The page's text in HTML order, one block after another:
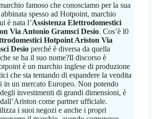
famoso che conosciamo per la sua
spesso ad Hotpoint, marchio
è nata l’Assistenza Elettrodomestici
Via Antonio Gramsci Desio. Cos’è l0
Hotpoint Ariston Via
Desio perché è diversa da quella
se ha il suo nome?Il discorso è
è un marchio inglese di produzione
che sta tentando di espandere la vendita
in un mercato Europeo. Non potendo
investimenti di grandi dimensioni, è
come partner ufficiale.
i suoi negozi e anche i propri